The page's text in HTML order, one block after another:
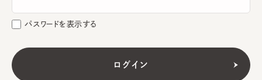
パスワードを表示する